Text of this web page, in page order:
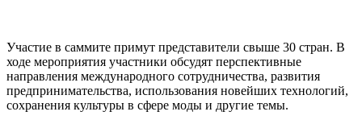
Участие в саммите примут представители свыше 30 стран. В
ходе мероприятия участники обсудят перспективные
направления международного сотрудничества, развития
предпринимательства, использования новейших технологий,
сохранения культуры в сфере моды и другие темы.